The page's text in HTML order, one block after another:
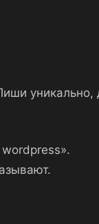
уникально,